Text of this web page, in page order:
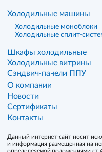
Холодильные машины
Холодильные моноблоки
Холодильные сплит-
Шкафы холодильные
Холодильные витрины
Сэндвич-панели ППУ
О компании
Новости
Сертификаты
Контакты
Данный интернет-сайт носит
и информация размещенная на
определеяемой положениями